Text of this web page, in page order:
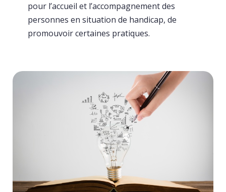
pour l’accueil et l’accompagnement des
personnes en situation de handicap, de
promouvoir certaines pratiques.